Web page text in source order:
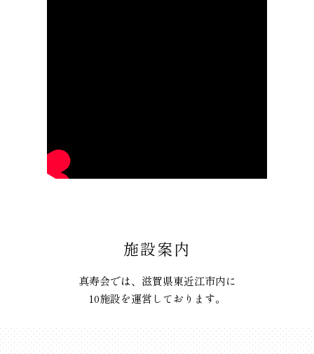
施設案内
真寿会では、滋賀県東近江市内に
10施設を運営しております。